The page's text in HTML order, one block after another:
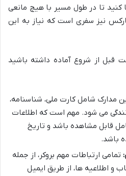
کنید تا در طول مسیر با هیچ مانعی
نیز سفری است که نیاز به این
قبل از شروع آماده داشته باشید
مدارک شامل کارت ملی، شناسنامه،
می شود. مهم است که اطلاعات
قابل مشاهده باشد و تاریخ
باشد.
تمامی ارتباطات مهم بروکر، از جمله
و اطلاعیه ها، از طریق ایمیل